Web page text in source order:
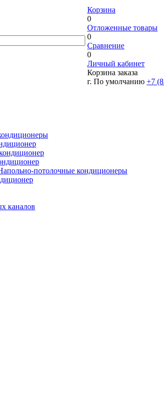
Корзина
0
Отложенные товары
0
Сравнение
0
Личный кабинет
Корзина заказа
г. По умолчанию +7
потолочные кондиционеры
каналов